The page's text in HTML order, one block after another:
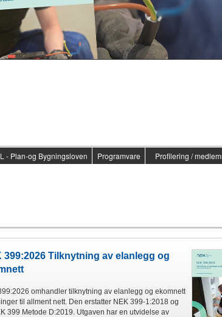
- Plan-og Bygningsloven Programvare
Profilering /
399:2026 Tilknytning av elanlegg og
omhandler tilknytning av elanlegg og ekomnett
til allment nett. Den erstatter NEK 399-1:2018 og
399 Metode D:2019. Utgaven har en utvidelse av